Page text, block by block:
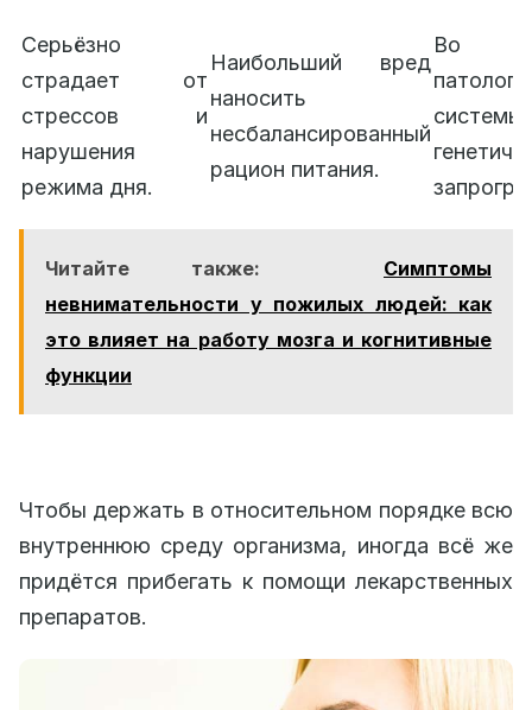
Серьёзно
страдает от
стрессов и
нарушения
режима дня.
Наибольший вред
наносить
несбалансированный
рацион питания.
Во
системы
Читайте также:
Симптомы
невнимательности у пожилых людей: как
это влияет на работу мозга и когнитивные
функции
Чтобы держать в относительном порядке всю
внутреннюю среду организма, иногда всё же
придётся прибегать к помощи лекарственных
препаратов.